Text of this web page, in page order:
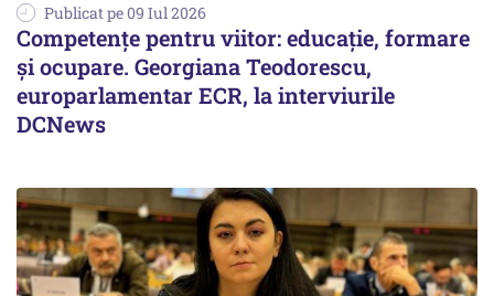
Publicat pe 09 Iul 2026
Competențe pentru viitor: educație, formare
și ocupare. Georgiana Teodorescu,
europarlamentar ECR, la interviurile
DCNews